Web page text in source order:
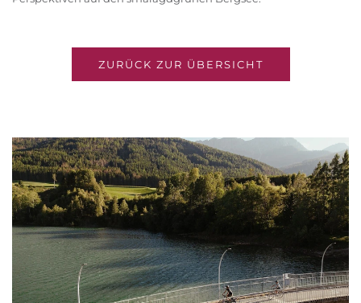
ZURÜCK ZUR ÜBERSICHT